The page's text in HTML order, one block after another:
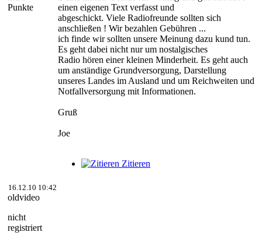
Punkte
einen eigenen Text verfasst und
abgeschickt. Viele Radiofreunde sollten sich
anschließen ! Wir bezahlen Gebühren ...
ich finde wir sollten unsere Meinung dazu kund tun.
Es geht dabei nicht nur um nostalgisches
Radio hören einer kleinen Minderheit. Es geht auch
um anständige Grundversorgung, Darstellung
unseres Landes im Ausland und um Reichweiten und
Notfallversorgung mit Informationen.
Gruß
Joe
Zitieren
16.12.10 10:42
oldvideo
nicht
registriert